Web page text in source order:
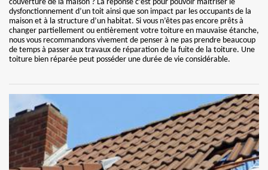
couverture de la maison ? La réponse c’est pour pouvoir maitriser le
dysfonctionnement d’un toit ainsi que son impact par les occupants de la
maison et à la structure d’un habitat. Si vous n’êtes pas encore prêts à
changer partiellement ou entièrement votre toiture en mauvaise étanche,
nous vous recommandons vivement de penser à ne pas prendre beaucoup
de temps à passer aux travaux de réparation de la fuite de la toiture. Une
toiture bien réparée peut posséder une durée de vie considérable.